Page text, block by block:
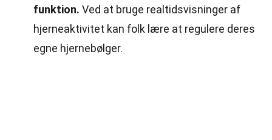
funktion. Ved at bruge realtidsvisninger af
hjerneaktivitet kan folk lære at regulere deres
egne hjernebølger.